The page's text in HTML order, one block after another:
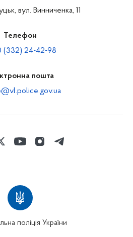
вул. Винниченка, 11
Телефон
(332) 24-42-98
пошта
поліція України